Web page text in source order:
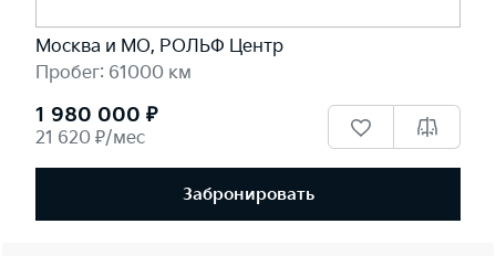
Москва и МО, РОЛЬФ Центр
Пробег: 61000 км
1 980 000 ₽
21 620 ₽/мес
Забронировать